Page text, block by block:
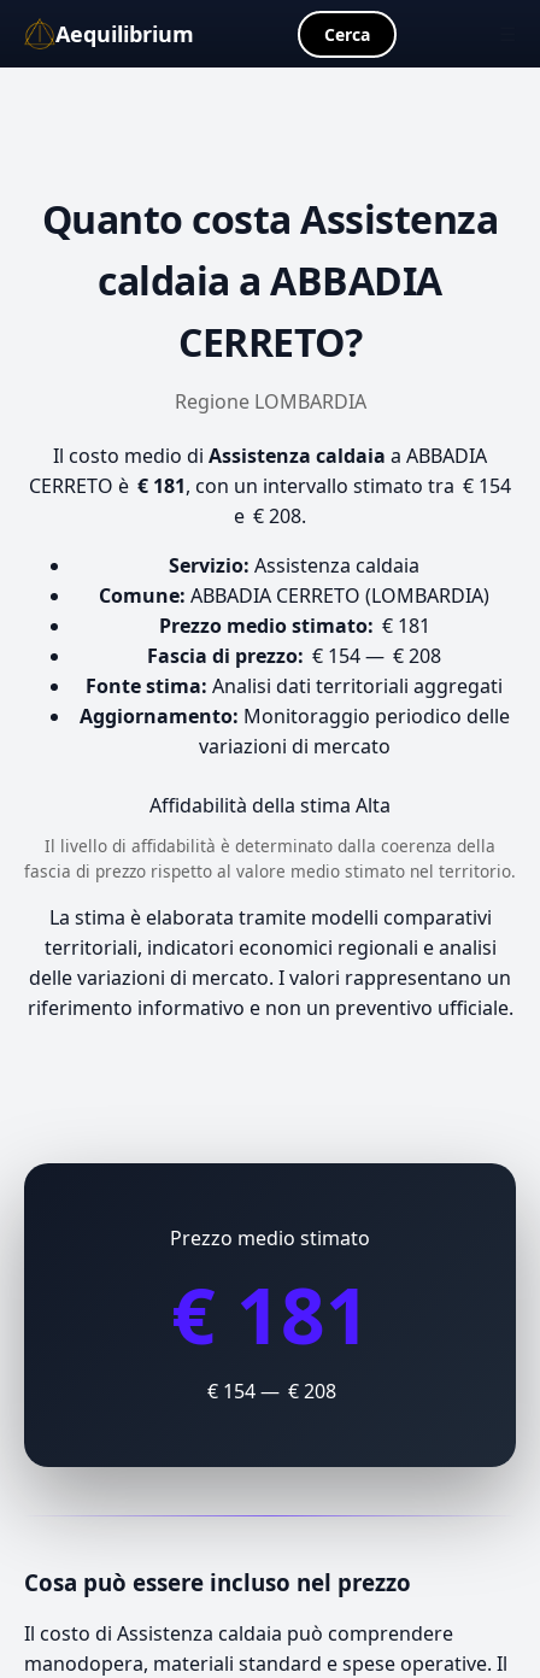
Aequilibrium Cerca
Quanto costaAssistenza
caldaia a ABBADIA
CERRETO?
Regione LOMBARDIA
Il costo medio di Assistenza caldaia a ABBADIA
CERRETO è € 181, con un intervallo stimato tra € 154
e € 208.
Servizio: Assistenza caldaia
Comune: ABBADIA CERRETO (LOMBARDIA)
Prezzo medio stimato: € 181
Fascia di prezzo: € 154 — € 208
Fonte stima: Analisi dati territoriali aggregati
Aggiornamento: Monitoraggio periodico delle
variazioni di mercato
Affidabilità della stima Alta
Il livello di affidabilità è determinato dalla coerenza della
fascia di prezzo rispetto al valore medio stimato nel territorio.
La stima è elaborata tramite modelli comparativi
territoriali, indicatori economici regionali e analisi
delle variazioni di mercato. I valori rappresentano un
riferimento informativo e non un preventivo ufficiale.
Prezzo medio stimato
€ 181
€ 154 — € 208
Cosa può essere incluso nel prezzo
Il costo di Assistenza caldaia può comprendere
manodopera, materiali standard e spese operative. Il